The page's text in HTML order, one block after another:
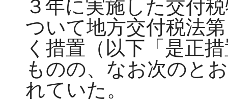
３年に実施した交付
ついて地方交付税法
く措置（以下「是正
ものの、なお次のと
れていた。